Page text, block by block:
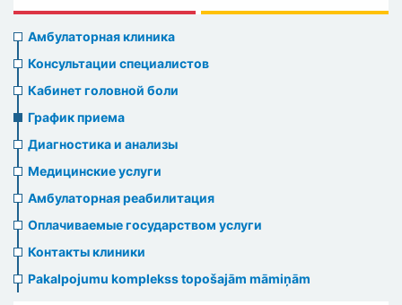
Ambulatory
clinic
menu
Амбулаторная клиника
Консультации специалистов
Кабинет головной боли
График приема
Диагностика и анализы
Медицинские услуги
Амбулаторная реабилитация
Оплачиваемые государством услуги
Контакты клиники
Pakalpojumu komplekss topošajām māmiņām